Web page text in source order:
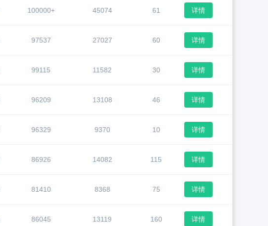
100000+ 45074 61 详情
97537 27027 60 详情
99115 11582 30 详情
96209 13108 46 详情
96329 9370 10 详情
86926 14082 115 详情
81410 8368 75 详情
86045 13119 160 详情